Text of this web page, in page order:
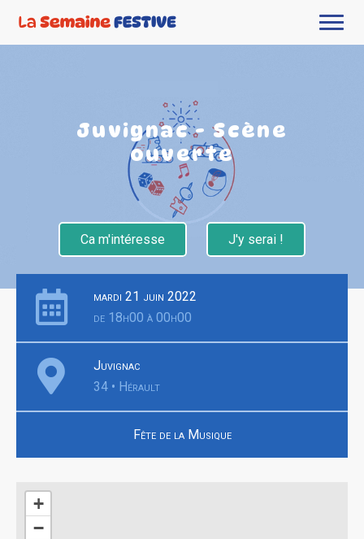
Juvignac - Scène
ouverte
Ca m'intéresse J'y serai !
mardi 21 juin 2022
de 18h00 à 00h00
Juvignac
34 • Hérault
Fête de la Musique
+
−